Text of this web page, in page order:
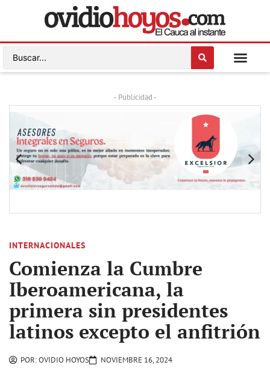
- Publicidad -
INTERNACIONALES
Comienza la Cumbre
Iberoamericana, la
primera sin presidentes
latinos excepto el anfitrión
POR:OVIDIO HOYOS NOVIEMBRE 16, 2024